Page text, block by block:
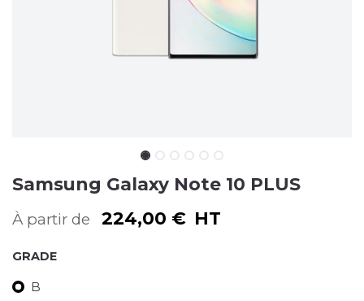
Samsung Galaxy Note 10 PLUS
À partir de 224,00 € HT
GRADE
B